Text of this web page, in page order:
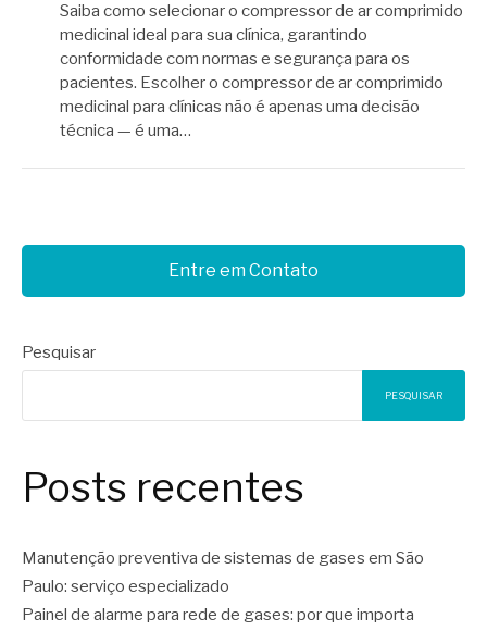
Saiba como selecionar o compressor de ar comprimido
medicinal ideal para sua clínica, garantindo
conformidade com normas e segurança para os
pacientes. Escolher o compressor de ar comprimido
medicinal para clínicas não é apenas uma decisão
técnica — é uma…
Entre em Contato
Pesquisar
PESQUISAR
Posts recentes
Manutenção preventiva de sistemas de gases em São
Paulo: serviço especializado
Painel de alarme para rede de gases: por que importa